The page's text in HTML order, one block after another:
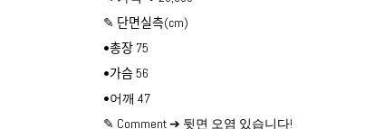
✎ 단면실측(cm)
•총장 75
•가슴 56
•어깨 47
✎ Comment ➔ 뒷면 오염 있습니다!